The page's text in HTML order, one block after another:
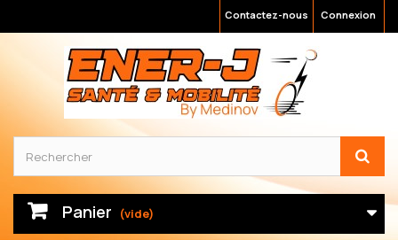
Connexion
Contactez-nous
Panier (vide)